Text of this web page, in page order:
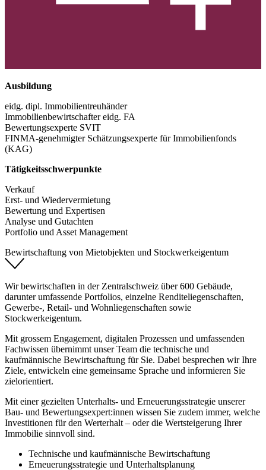
Ausbildung
eidg. dipl. Immobilientreuhänder
Immobilienbewirtschafter eidg. FA
Bewertungsexperte SVIT
FINMA-genehmigter Schätzungsexperte für Immobilienfonds
(KAG)
Tätigkeitsschwerpunkte
Verkauf
Erst- und Wiedervermietung
Bewertung und Expertisen
Analyse und Gutachten
Portfolio und Asset Management
Bewirtschaftung von Mietobjekten und Stockwerkeigentum
Wir bewirtschaften in der Zentralschweiz über 600 Gebäude,
darunter umfassende Portfolios, einzelne Renditeliegenschaften,
Gewerbe-, Retail- und Wohnliegenschaften sowie
Stockwerkeigentum.
Mit grossem Engagement, digitalen Prozessen und umfassenden
Fachwissen übernimmt unser Team die technische und
kaufmännische Bewirtschaftung für Sie. Dabei besprechen wir Ihre
Ziele, entwickeln eine gemeinsame Sprache und informieren Sie
zielorientiert.
Mit einer gezielten Unterhalts- und Erneuerungsstrategie unserer
Bau- und Bewertungsexpert:innen wissen Sie zudem immer, welche
Investitionen für den Werterhalt – oder die Wertsteigerung Ihrer
Immobilie sinnvoll sind.
Technische und kaufmännische Bewirtschaftung
Erneuerungsstrategie und Unterhaltsplanung